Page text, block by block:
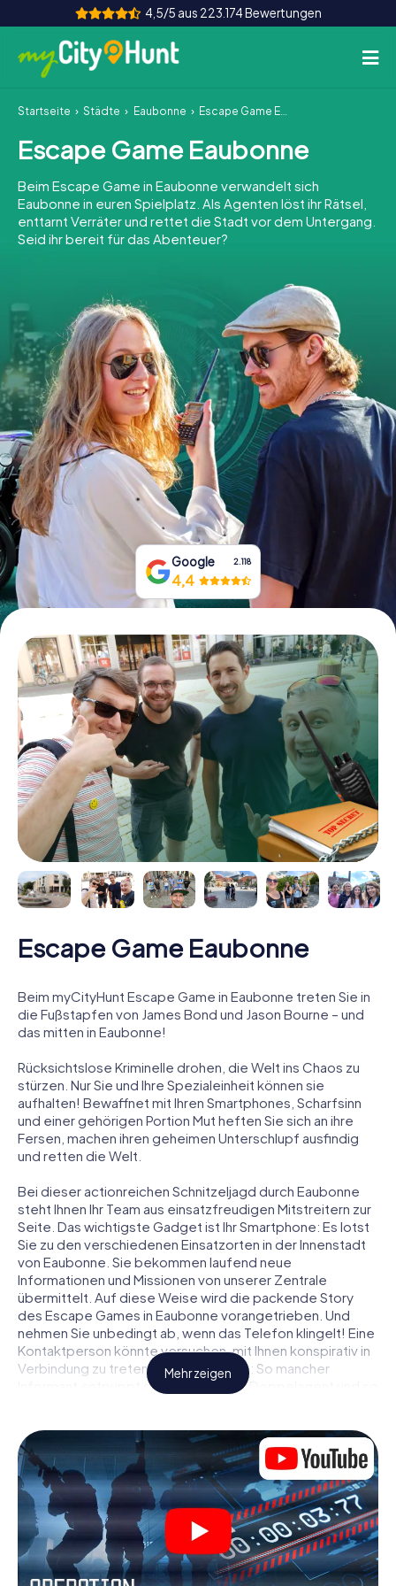
4,5/5 aus 223.174 Bewertungen
So funktioniert's
Städte
Touren
Teamevent
INT AT CH
DE
ES
FR UK
IE
IT
NL
Tickets buchen
Gutscheine bestellen
Startseite Städte Eaubonne Escape Game Eaubonne
Escape Game Eaubonne
Beim Escape Game in Eaubonne verwandelt sich
Eaubonne in euren Spielplatz. Als Agenten löst ihr Rätsel,
enttarnt Verräter und rettet die Stadt vor dem Untergang.
Seid ihr bereit für das Abenteuer?
Google 2.118
4,4
Escape Game Eaubonne
Beim myCityHunt Escape Game in Eaubonne treten Sie in
die Fußstapfen von James Bond und Jason Bourne – und
das mitten in Eaubonne!
Rücksichtslose Kriminelle drohen, die Welt ins Chaos zu
stürzen. Nur Sie und Ihre Spezialeinheit können sie
aufhalten! Bewaffnet mit Ihren Smartphones, Scharfsinn
und einer gehörigen Portion Mut heften Sie sich an ihre
Fersen, machen ihren geheimen Unterschlupf ausfindig
und retten die Welt.
Bei dieser actionreichen Schnitzeljagd durch Eaubonne
steht Ihnen Ihr Team aus einsatzfreudigen Mitstreitern zur
Seite. Das wichtigste Gadget ist Ihr Smartphone: Es lotst
Sie zu den verschiedenen Einsatzorten in der Innenstadt
von Eaubonne. Sie bekommen laufend neue
Informationen und Missionen von unserer Zentrale
übermittelt. Auf diese Weise wird die packende Story
des Escape Games in Eaubonne vorangetrieben. Und
nehmen Sie unbedingt ab, wenn das Telefon klingelt! Eine
Kontaktperson könnte versuchen, mit Ihnen konspirativ in
Verbindung zu treten … Doch Vorsicht: So mancher
Informant entpuppt sich als dubioser Doppelagent und so
und vor allem: Vertrauen Sie niemandem!
Anders als in einem klassischen Escape Room in Eaubonne
sind Sie also nicht in ein Zimmer eingesperrt, aus dem Sie
sich in einem vorgegebenen Zeitfenster befreien
müssen. Diese Smartphone Schnitzeljagd erklärt ganz
Eaubonne zu Ihrem persönlichen Spielfeld! Die
technische Voraussetzung für Ihr Agentenabenteuer in
Eaubonne: Ein Smartphone mit Zugang ins mobile Internet.
Mehr zeigen